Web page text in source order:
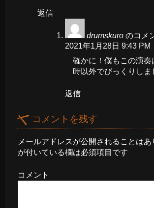
返信
drumskuro のコメ
2021年1月28日 9:43 PM
確かに！僕もこの演奏
時以外でびっくりしま
返信
コメントを残す
メールアドレスが公開されることはあ
が付いている欄は必須項目です
コメント